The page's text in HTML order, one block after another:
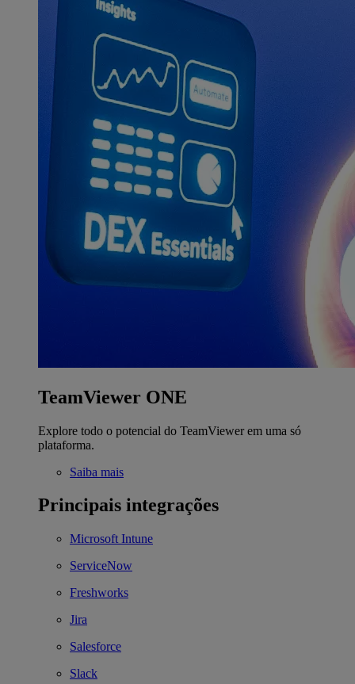
TeamViewer ONE
Explore todo o potencial do TeamViewer em uma só
plataforma.
Saiba mais
Principais integrações
Microsoft Intune
ServiceNow
Freshworks
Jira
Salesforce
Slack